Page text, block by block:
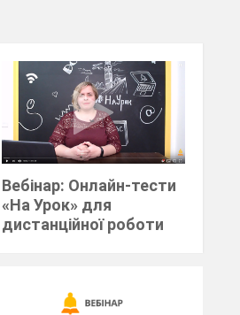
Вебінар: Онлайн-тести
«На Урок» для
дистанційної роботи